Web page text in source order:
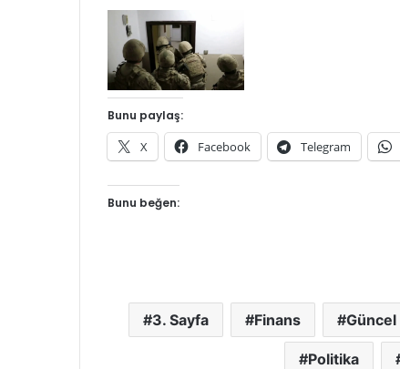
Bunu paylaş:
X Facebook Telegram
Bunu beğen:
3. Sayfa Finans Güncel
Politika